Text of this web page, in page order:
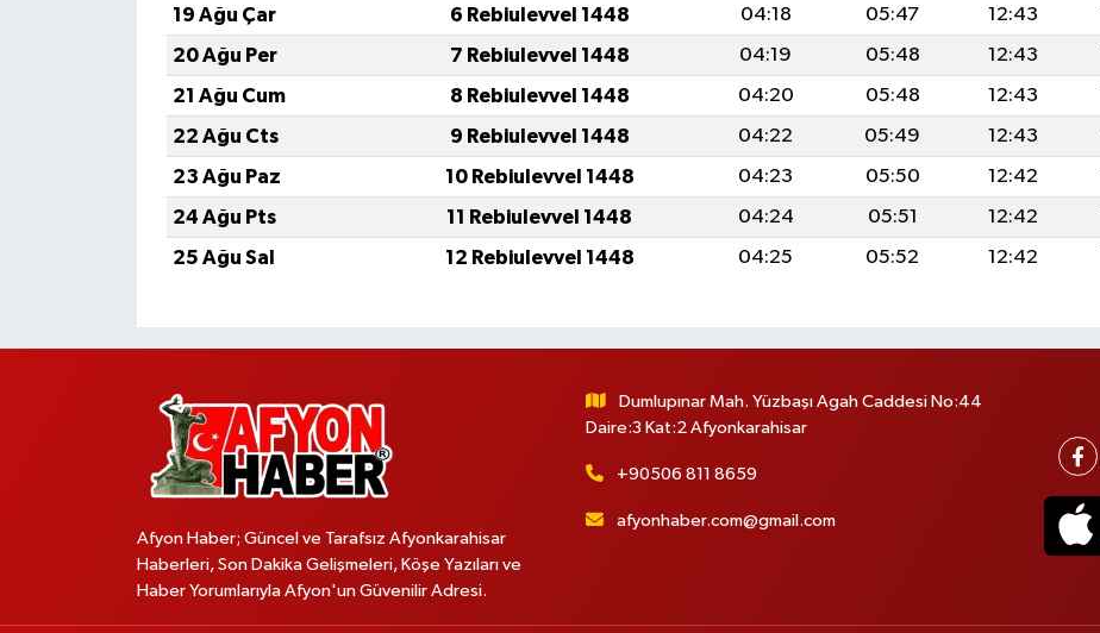
19 Ağu Çar
6 Rebiulevvel 1448 04:18 05:47 12:43
20 Ağu Per
7 Rebiulevvel 1448 04:19 05:48 12:43
21 Ağu Cum
8 Rebiulevvel 1448 04:20 05:48 12:43
22 Ağu Cts
9 Rebiulevvel 1448 04:22 05:49 12:43
23 Ağu Paz
10 Rebiulevvel 1448 04:23 05:50 12:42
24 Ağu Pts
11 Rebiulevvel 1448 04:24 05:51 12:42
25 Ağu Sal
12 Rebiulevvel 1448 04:25 05:52 12:42
Afyon Haber; Güncel ve Tarafsız Afyonkarahisar
Haberleri, Son Dakika Gelişmeleri, Köşe Yazıları ve
Haber Yorumlarıyla Afyon'un Güvenilir Adresi.
Dumlupınar Mah. Yüzbaşı Agah Caddesi No:44
Daire:3 Kat:2 Afyonkarahisar
+90506 811 8659
afyonhaber.com@gmail.com